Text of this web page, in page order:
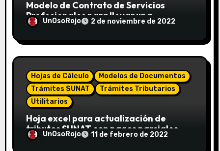
Modelo de Contrato de Servicios
Profesionales para llevar una
Contabilidad externa
UnOsoRojo 2 de noviembre de 2022
Hojas de Cálculo
Modelos de Documentos
Trámites SUNAT
Trámites Tributarios
Utilitarios
Hoja excel para actualización de
tributos SUNAT con pagos parciales
UnOsoRojo 11 de febrero de 2022